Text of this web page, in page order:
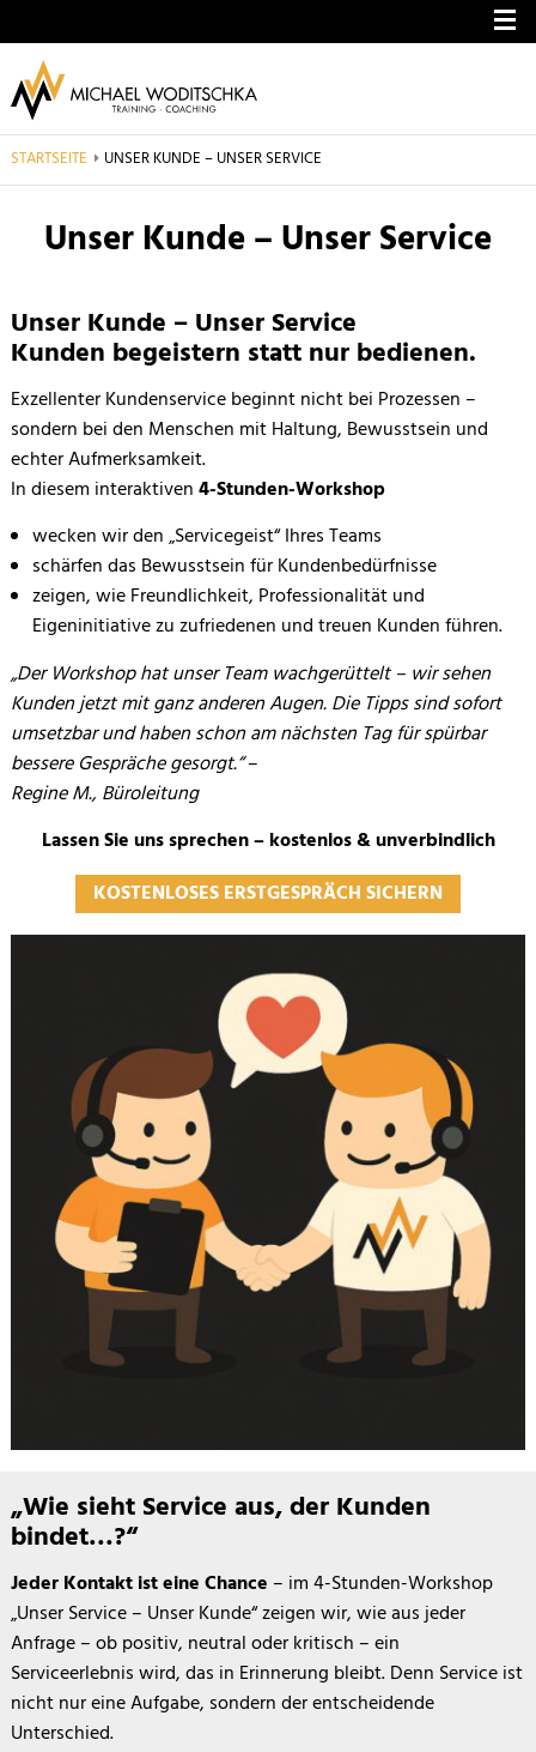
STARTSEITE AKTUELL: UNSER KUNDE – UNSER SERVICE
UNSER KUNDE – UNSER SERVICE
Unser Kunde – Unser Service
Unser Kunde – Unser Service 2025
Unser Kunde – Unser Service
Kunden begeistern statt nur bedienen.
Exzellenter Kundenservice beginnt nicht bei Prozessen –
sondern bei den Menschen mit Haltung, Bewusstsein und
echter Aufmerksamkeit.
In diesem interaktiven4-Stunden-Workshop
wecken wir den „Servicegeist“ Ihres Teams
schärfen das Bewusstsein für Kundenbedürfnisse
zeigen, wie Freundlichkeit, Professionalität und
Eigeninitiative zu zufriedenen und treuen Kunden führen.
„Der Workshop hat unser Team wachgerüttelt – wir sehen
Kunden jetzt mit ganz anderen Augen. Die Tipps sind sofort
umsetzbar und haben schon am nächsten Tag für spürbar
bessere Gespräche gesorgt.“–
Regine M., Büroleitung
Lassen Sie uns sprechen – kostenlos & unverbindlich
KOSTENLOSES ERSTGESPRÄCH SICHERN
Story und ZG
„Wie sieht Service aus, der Kunden
bindet…?“
Jeder Kontakt ist eine Chance – im 4-Stunden-Workshop
„Unser Service – Unser Kunde“ zeigen wir, wie aus jeder
Anfrage – ob positiv, neutral oder kritisch – ein
Serviceerlebnis wird, das in Erinnerung bleibt. Denn Service ist
nicht nur eine Aufgabe, sondern der entscheidende
Unterschied.